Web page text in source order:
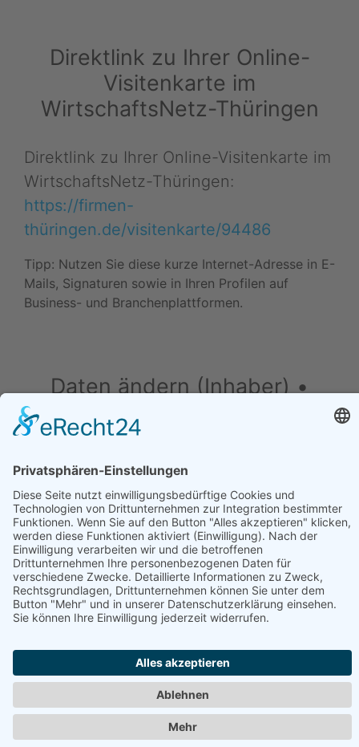
Direktlink zu Ihrer Online-
Visitenkarte im
WirtschaftsNetz-Thüringen
Direktlink zu Ihrer Online-Visitenkarte im
WirtschaftsNetz-Thüringen:
https://firmen-
thüringen.de/visitenkarte/94486
Tipp: Nutzen Sie diese kurze Internet-Adresse in E-
Mails, Signaturen sowie in Ihren Profilen auf
Business- und Branchenplattformen.
Daten ändern (Inhaber) •
Drucken • Änderung
vorschlagen
Daten ändern (für Inhaber) • Änderung
vorschlagen•Drucken
Werben in diesem Portal•Kontakt / Impressum•
Datenschutzerklärung•Cookie-Einstellungen